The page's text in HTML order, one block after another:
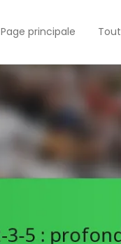
Page principale